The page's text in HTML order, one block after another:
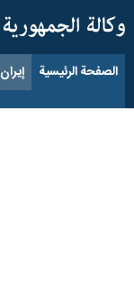
الصفحة الرئيسية إيران